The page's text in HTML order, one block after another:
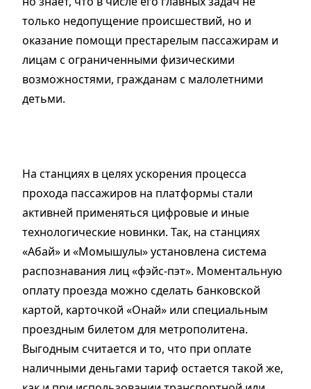
только недопущение происшествий, но и
оказание помощи престарелым пассажирам и
лицам с ограниченными физическими
возможностями, гражданам с малолетними
детьми.
На станциях в целях ускорения процесса
прохода пассажиров на платформы стали
активней применяться цифровые и иные
технологические новинки. Так, на станциях
«Абай» и «Момышулы» установлена система
распознавания лиц «фэйс-пэт». Моментальную
оплату проезда можно сделать банковской
картой, карточкой «Онай» или специальным
проездным билетом для метрополитена.
Выгодным считается и то, что при оплате
наличными деньгами тариф остается такой же,